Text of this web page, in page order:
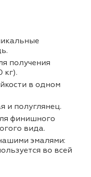
получения
кг).
в одном
и полуглянец.
финишного
вида.
эмалями:
во всей